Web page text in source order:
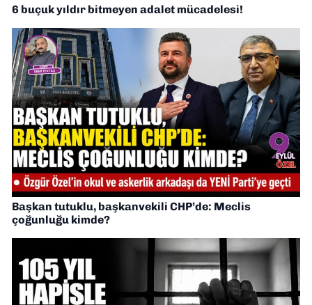
6 buçuk yıldır bitmeyen adalet mücadelesi!
Başkan tutuklu, başkanvekili CHP’de: Meclis
çoğunluğu kimde?